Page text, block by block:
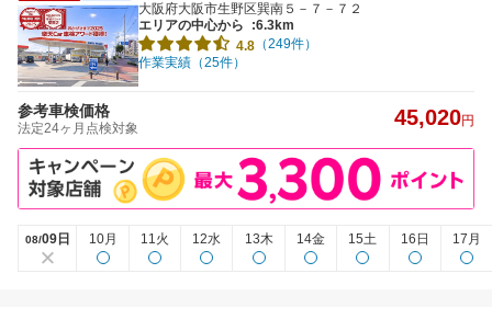
大阪府大阪市生野区巽南５－７－７２
エリアの中心から
:6.3km
4.8 （249件）
作業実績（25件）
参考車検価格
法定24ヶ月点検対象 45,020円
08/09日 10月 11火 12水 13木 14金 15土 16日 17月